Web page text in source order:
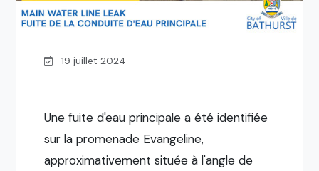
19 juillet 2024
Une fuite d'eau principale a été identifiée
sur la promenade Evangeline,
approximativement située à l'angle de